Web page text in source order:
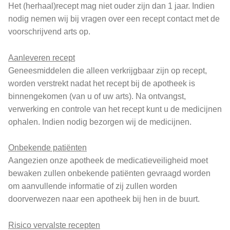
Het (herhaal)recept mag niet ouder zijn dan 1 jaar. Indien
nodig nemen wij bij vragen over een recept contact met de
voorschrijvend arts op.
Aanleveren recept
Geneesmiddelen die alleen verkrijgbaar zijn op recept,
worden verstrekt nadat het recept bij de apotheek is
binnengekomen (van u of uw arts). Na ontvangst,
verwerking en controle van het recept kunt u de medicijnen
ophalen. Indien nodig bezorgen wij de medicijnen.
Onbekende patiënten
Aangezien onze apotheek de medicatieveiligheid moet
bewaken zullen onbekende patiënten gevraagd worden
om aanvullende informatie of zij zullen worden
doorverwezen naar een apotheek bij hen in de buurt.
Risico vervalste recepten